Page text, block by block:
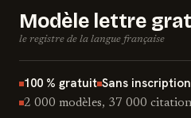
Modèle lettre
le registre de la langue française
100 % gratuit Sans inscription
2 000 modèles, 37 000